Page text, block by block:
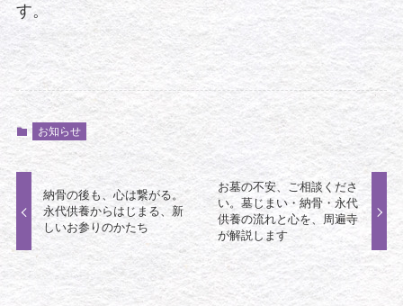
す。
お知らせ
納骨の後も、心は繋がる。
永代供養からはじまる、新
しいお参りのかたち
お墓の不安、ご相談くださ
い。墓じまい・納骨・永代
供養の流れと心を、周遍寺
が解説します